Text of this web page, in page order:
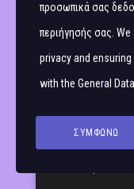
προσωπικά σας
περιήγησής σας.
privacy and
with the General
ΣΥΜΦΩΝΏ